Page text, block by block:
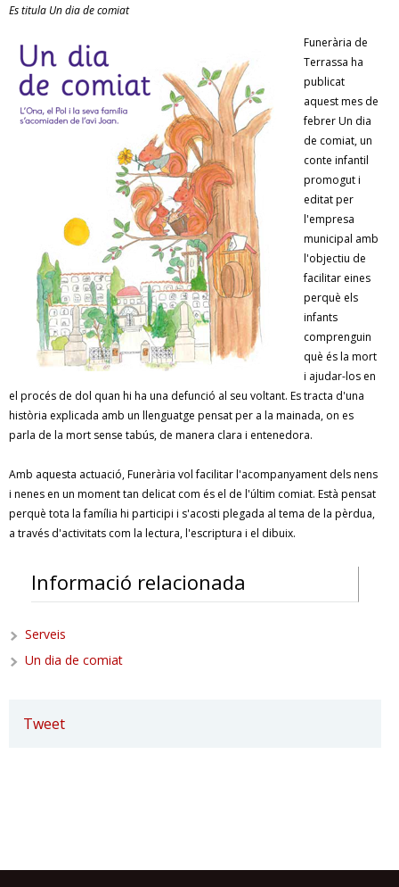
Es titula Un dia de comiat
Funerària de
Terrassa ha
publicat
aquest mes de
febrer Un dia
de comiat, un
conte infantil
promogut i
editat per
l'empresa
municipal amb
l'objectiu de
facilitar eines
perquè els
infants
comprenguin
què és la mort
i ajudar-los en
el procés de dol quan hi ha una defunció al seu voltant. Es tracta d'una
història explicada amb un llenguatge pensat per a la mainada, on es
parla de la mort sense tabús, de manera clara i entenedora.
Amb aquesta actuació, Funerària vol facilitar l'acompanyament dels nens
i nenes en un moment tan delicat com és el de l'últim comiat. Està pensat
perquè tota la família hi participi i s'acosti plegada al tema de la pèrdua,
a través d'activitats com la lectura, l'escriptura i el dibuix.
Informació relacionada
Serveis
Un dia de comiat
Tweet